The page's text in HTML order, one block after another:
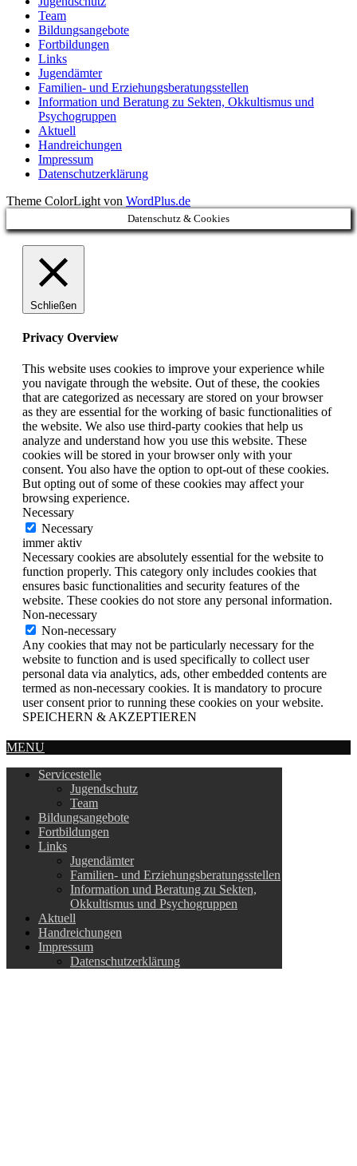
Team
Bildungsangebote
Fortbildungen
Links
Jugendämter
Familien- und Erziehungsberatungsstellen
Information und Beratung zu Sekten, Okkultismus und
Psychogruppen
Aktuell
Handreichungen
Impressum
Datenschutzerklärung
Theme ColorLight von WordPlus.de
Datenschutz & Cookies
Schließen
Privacy Overview
This website uses cookies to improve your experience while
you navigate through the website. Out of these, the cookies
that are categorized as necessary are stored on your browser
as they are essential for the working of basic functionalities of
the website. We also use third-party cookies that help us
analyze and understand how you use this website. These
cookies will be stored in your browser only with your
consent. You also have the option to opt-out of these cookies.
But opting out of some of these cookies may affect your
browsing experience.
Necessary
Necessary
immer aktiv
Necessary cookies are absolutely essential for the website to
function properly. This category only includes cookies that
ensures basic functionalities and security features of the
website. These cookies do not store any personal information.
Non-necessary
Non-necessary
Any cookies that may not be particularly necessary for the
website to function and is used specifically to collect user
personal data via analytics, ads, other embedded contents are
termed as non-necessary cookies. It is mandatory to procure
user consent prior to running these cookies on your website.
SPEICHERN & AKZEPTIEREN
MENU
Servicestelle
Jugendschutz
Team
Bildungsangebote
Fortbildungen
Links
Jugendämter
Familien- und Erziehungsberatungsstellen
Information und Beratung zu Sekten,
Okkultismus und Psychogruppen
Aktuell
Handreichungen
Impressum
Datenschutzerklärung